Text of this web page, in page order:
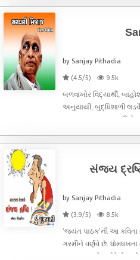
(કે એથી ઊલટુ
by Sanjay Pithadia
(4.5/5)
9.5k
બળવાખોર વિદ્યાર્થી,
અનુયાયી, બુદ્ધિશાળી
વડાપ્રધાન - આ બધા
શકે સત્યનો વિકલ્પ ન
સંજય
by Sanjay Pithadia
(3.9/5)
8.5k
‘જયંત પાઠક’ની આ
ગરમીને વર્ણવે છે. ધોમધખતા
અગનઝાળને વખોડે છે. મને